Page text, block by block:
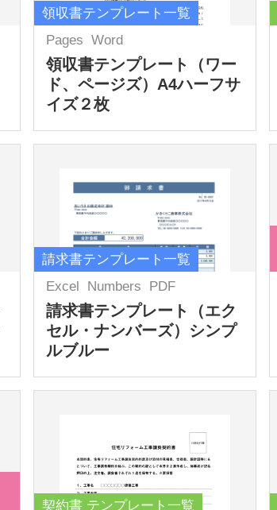
領収書テンプレート一覧
Pages Word
領収書テンプレート（ワー
ド、ページズ）A4ハーフサ
イズ２枚
請求書テンプレート一覧
Excel
Numbers PDF
請求書テンプレート（エク
セル・ナンバーズ）シンプ
ルブルー
契約書 テンプレート一覧